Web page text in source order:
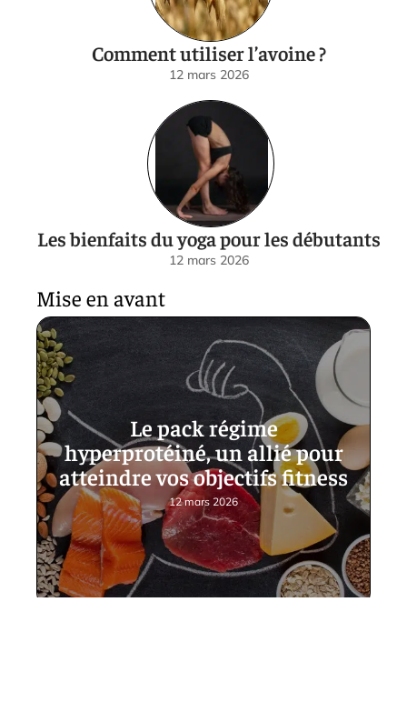
Comment utiliser l’avoine ?
12 mars 2026
Les bienfaits du yoga pour les débutants
12 mars 2026
Mise en avant
Le pack régime
hyperprotéiné, un allié pour
atteindre vos objectifs fitness
12 mars 2026